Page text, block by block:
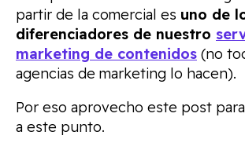
partir de la comercial es uno de
diferenciadores de nuestro
marketing de contenidos (no
agencias de marketing lo hacen).
Por eso aprovecho este post
a este punto.